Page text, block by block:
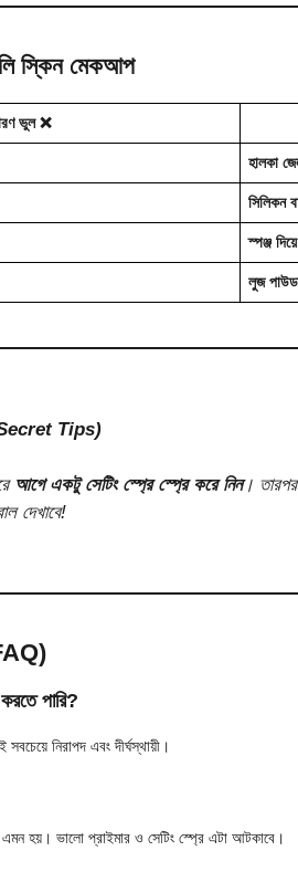
স্কিন মেকআপ
ভুল ❌
হালকা
সিলিকন
স্পঞ্জ
লুজ
Secret Tips)
আগে একটু সেটিং স্প্রে স্প্রে করে নিন।
দেখাবে!
পারি?
নিরাপদ এবং দীর্ঘস্থায়ী।
এমন হয়। ভালো প্রাইমার ও সেটিং স্প্রে এটা আটকাবে।